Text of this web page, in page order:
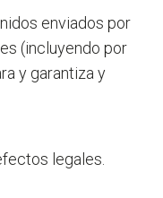
enviados por
(incluyendo por
y garantiza y
legales.